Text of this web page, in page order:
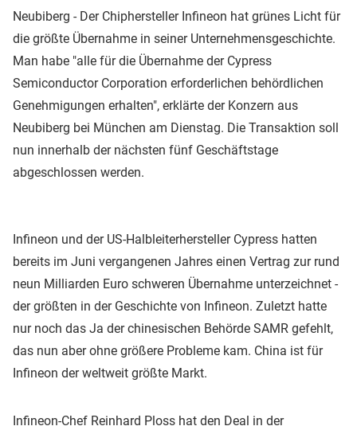
Neubiberg - Der Chiphersteller Infineon hat grünes Licht für
die größte Übernahme in seiner Unternehmensgeschichte.
Man habe "alle für die Übernahme der Cypress
Semiconductor Corporation erforderlichen behördlichen
Genehmigungen erhalten", erklärte der Konzern aus
Neubiberg bei München am Dienstag. Die Transaktion soll
nun innerhalb der nächsten fünf Geschäftstage
abgeschlossen werden.
Infineon und der US-Halbleiterhersteller Cypress hatten
bereits im Juni vergangenen Jahres einen Vertrag zur rund
neun Milliarden Euro schweren Übernahme unterzeichnet -
der größten in der Geschichte von Infineon. Zuletzt hatte
nur noch das Ja der chinesischen Behörde SAMR gefehlt,
das nun aber ohne größere Probleme kam. China ist für
Infineon der weltweit größte Markt.
Infineon-Chef Reinhard Ploss hat den Deal in der